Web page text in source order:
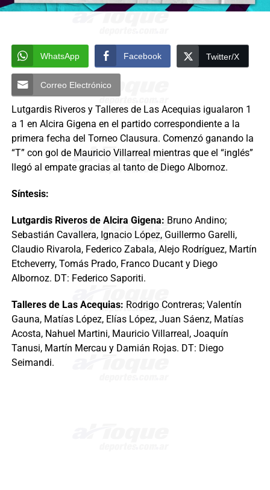
WhatsApp Facebook Twitter/X
Correo Electrónico
Lutgardis Riveros y Talleres de Las Acequias igualaron 1
a 1 en Alcira Gigena en el partido correspondiente a la
primera fecha del Torneo Clausura. Comenzó ganando la
“T” con gol de Mauricio Villarreal mientras que el “inglés”
llegó al empate gracias al tanto de Diego Albornoz.
Síntesis:
Lutgardis Riveros de Alcira Gigena: Bruno Andino;
Sebastián Cavallera, Ignacio López, Guillermo Garelli,
Claudio Rivarola, Federico Zabala, Alejo Rodríguez, Martín
Etcheverry, Tomás Prado, Franco Ducant y Diego
Albornoz. DT: Federico Saporiti.
Talleres de Las Acequias: Rodrigo Contreras; Valentín
Gauna, Matías López, Elías López, Juan Sáenz, Matías
Acosta, Nahuel Martini, Mauricio Villarreal, Joaquín
Tanusi, Martín Mercau y Damián Rojas. DT: Diego
Seimandi.